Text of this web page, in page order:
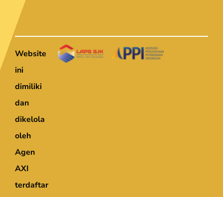
Website
ini
dimiliki
dan
dikelola
oleh
Agen
AXI
terdaftar